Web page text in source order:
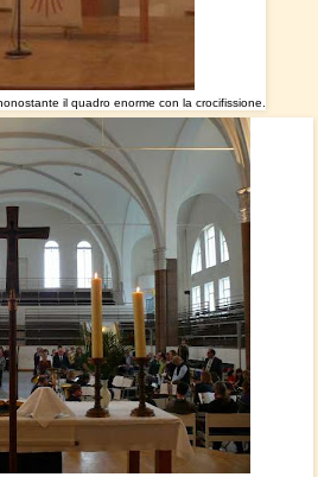
il quadro enorme con la crocifissione.